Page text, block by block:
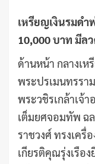
เหรียญเงินรมด
10,000 บาท มีล
ด้านหน้า กลางเ
พระปรเมนทรรา
พระวชิรเกล้าเจ้
เต็มยศจอมทัพ ฉ
ราชวงศ์ ทรงเค
เกียรติคุณรุ่งเรือ